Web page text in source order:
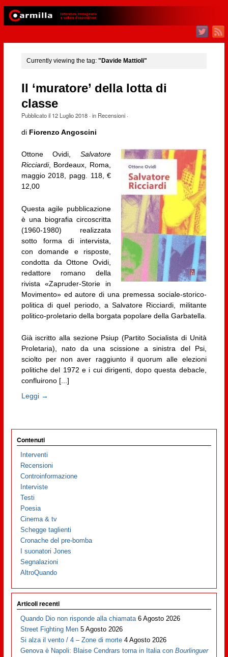
Currently viewing the tag: "Davide Mattioli"
Il ‘muratore’ della lotta di
classe
Pubblicato il 12 Luglio 2018· in Recensioni·
di Fiorenzo Angoscini
Ottone Ovidi,Salvatore
Ricciardi, Bordeaux, Roma,
maggio 2018, pagg. 118, €
12,00
Questa agile pubblicazione
è una biografia circoscritta
(1960-1980) realizzata
sotto forma di intervista,
con domande e risposte,
condotta da Ottone Ovidi,
redattore romano della
rivista «Zapruder-Storie in
Movimento» ed autore di una premessa sociale-storico-
politica di quel periodo, a Salvatore Ricciardi, militante
politico-proletario della borgata popolare della Garbatella.
Già iscritto alla sezione Psiup (Partito Socialista di Unità
Proletaria), nato da una scissione a sinistra del Psi,
sciolto per non aver raggiunto il quorum alle elezioni
politiche del 1972 e i cui dirigenti, dopo questa debacle,
confluirono [...]
Leggi →
Contenuti
Interventi
Recensioni
Controinformazione
Interviste
Testi
Poesia
Cinema & tv
Schegge taglienti
Cronache del pre-bomba
I suonatori Jones
Segnalazioni
AltroQuando
Articoli recenti
Quando Dio non risponde alla chiamata 6 Agosto 2026
Street Fighting Men 5 Agosto 2026
Si alza il vento / 4 – Zone di morte 4 Agosto 2026
Genova è Napoli: Blaise Cendrars torna in Italia conBourlinguer